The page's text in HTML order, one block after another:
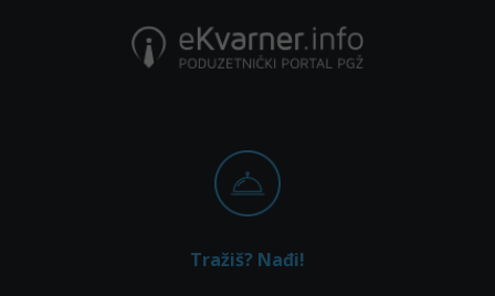
Tražiš? Nađi!